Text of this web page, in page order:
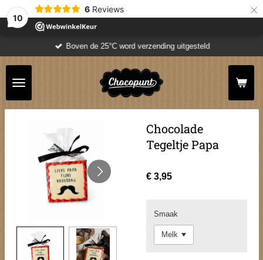
10
6 Reviews ×
Boven de 25°C word verzending uitgesteld
Chocolade
Tegeltje Papa
€ 3,95
Smaak